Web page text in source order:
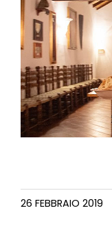
26 FEBBRAIO 2019